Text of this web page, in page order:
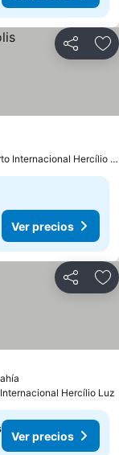
Compartir
Internacional Hercílio
Ver precios
Compartir
Hercílio Luz
Ver precios